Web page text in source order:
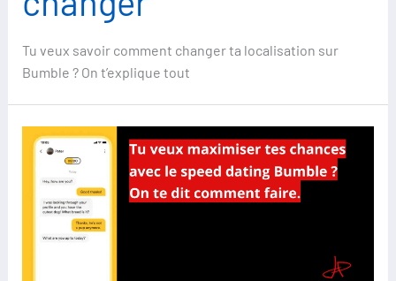
Tu veux savoir comment changer ta localisation sur
Bumble ? On t’explique tout